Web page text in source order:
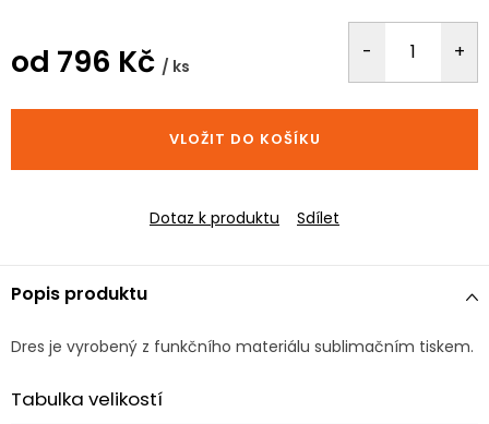
od 796 Kč / ks
cena:
VLOŽIT DO KOŠÍKU
Dotaz k produktu Sdílet
Popis produktu
Dres je vyrobený z funkčního materiálu sublimačním tiskem.
Tabulka velikostí